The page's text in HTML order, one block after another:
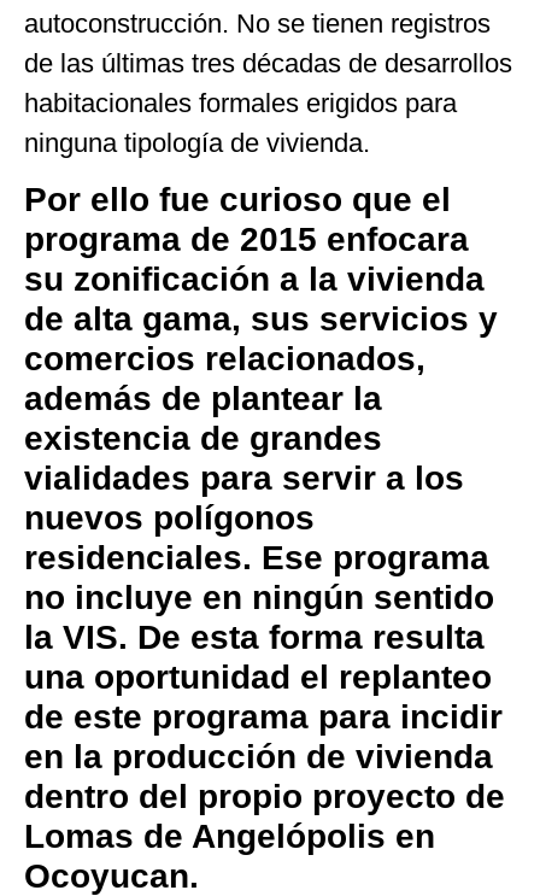
autoconstrucción. No se tienen registros
de las últimas tres décadas de desarrollos
habitacionales formales erigidos para
ninguna tipología de vivienda.
Por ello fue curioso que el
programa de 2015 enfocara
su zonificación a la vivienda
de alta gama, sus servicios y
comercios relacionados,
además de plantear la
existencia de grandes
vialidades para servir a los
nuevos polígonos
residenciales. Ese programa
no incluye en ningún sentido
la VIS. De esta forma resulta
una oportunidad el replanteo
de este programa para incidir
en la producción de vivienda
dentro del propio proyecto de
Lomas de Angelópolis en
Ocoyucan.